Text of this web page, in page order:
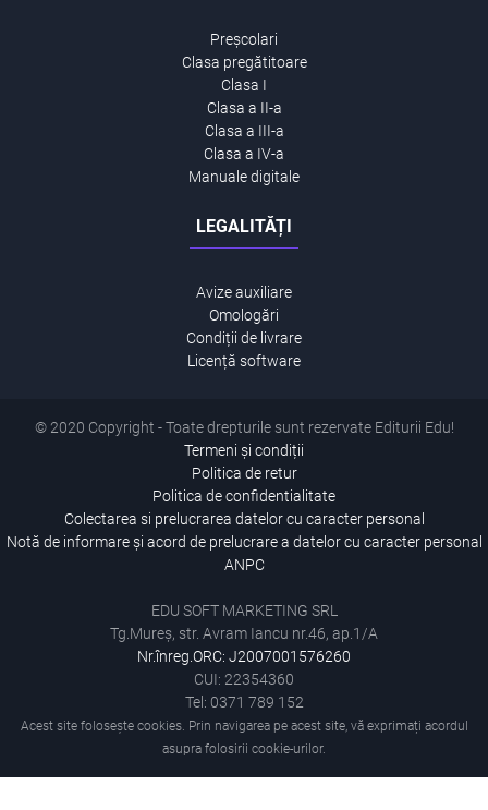
Preșcolari
Clasa pregătitoare
Clasa I
Clasa a II-a
Clasa a III-a
Clasa a IV-a
Manuale digitale
LEGALITĂȚI
Avize auxiliare
Omologări
Condiții de livrare
Licență software
© 2020 Copyright - Toate drepturile sunt rezervate Editurii Edu!
Termeni și condiții
Politica de retur
Politica de confidentialitate
Colectarea si prelucrarea datelor cu caracter personal
Notă de informare și acord de prelucrare a datelor cu caracter personal
ANPC
EDU SOFT MARKETING SRL
Tg.Mureș, str. Avram Iancu nr.46, ap.1/A
Nr.înreg.ORC: J2007001576260
CUI: 22354360
Tel: 0371 789 152
Acest site folosește cookies. Prin navigarea pe acest site, vă exprimați acordul
asupra folosirii cookie-urilor.